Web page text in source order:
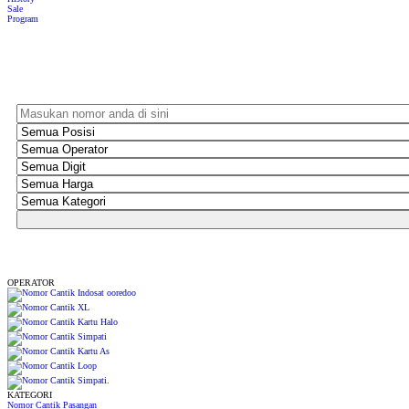
Sale
Program
OPERATOR
KATEGORI
Nomor Cantik Pasangan